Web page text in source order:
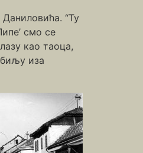
“Ту
смо се
као таоца,
иза